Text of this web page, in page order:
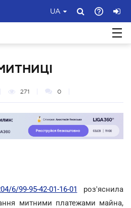
UA
271 0
99-95-42-01-16-01 роз'яснила
митними платежами майна,